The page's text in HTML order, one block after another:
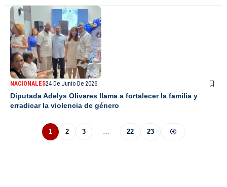
NACIONALES24 De Junio De 2026
Diputada Adelys Olivares llama a fortalecer la familia y
erradicar la violencia de género
1 2 3 … 22 23